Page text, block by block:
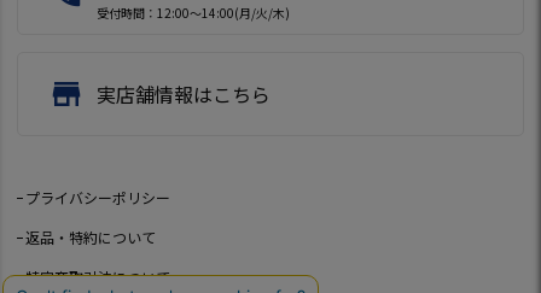
受付時間：12:00～14:00(月/火/木)
store 実店舗情報はこちら
プライバシーポリシー
返品・特約について
特定商取引法について